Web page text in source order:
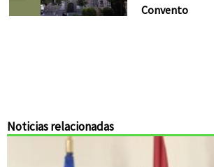
Convento
Noticias relacionadas